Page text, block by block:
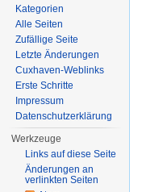
Kategorien
Alle Seiten
Zufällige Seite
Letzte Änderungen
Cuxhaven-Weblinks
Erste Schritte
Impressum
Datenschutzerklärung
Werkzeuge
Links auf diese Seite
Änderungen an
verlinkten Seiten